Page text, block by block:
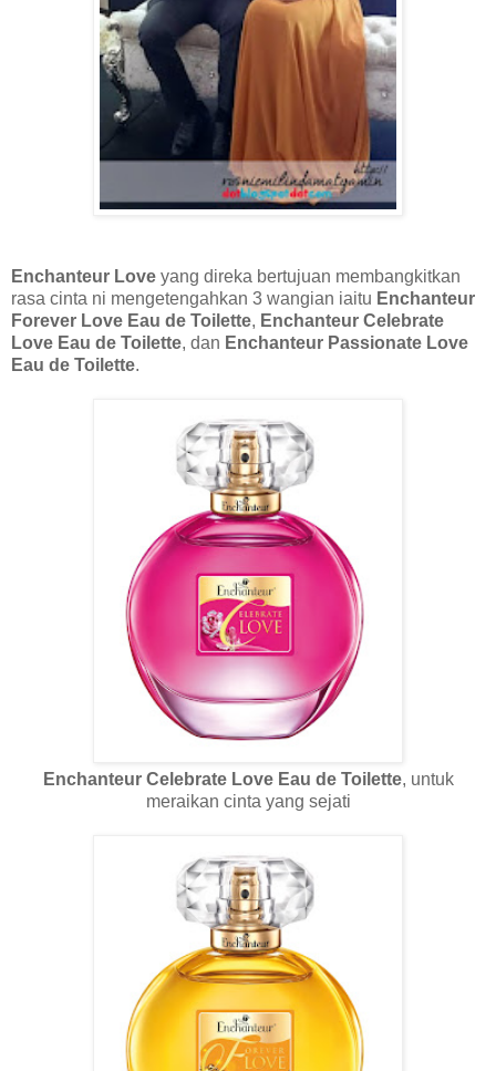
Enchanteur Love yang direka bertujuan membangkitkan
rasa cinta ni mengetengahkan 3 wangian iaitu Enchanteur
Forever Love Eau de Toilette, Enchanteur Celebrate
Love Eau de Toilette, dan Enchanteur Passionate Love
Eau de Toilette.
Enchanteur Celebrate Love Eau de Toilette, untuk
meraikan cinta yang sejati